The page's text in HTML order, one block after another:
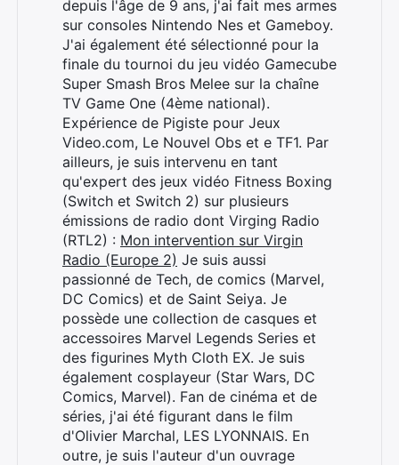
depuis l'âge de 9 ans, j'ai fait mes armes
sur consoles Nintendo Nes et Gameboy.
J'ai également été sélectionné pour la
finale du tournoi du jeu vidéo Gamecube
Super Smash Bros Melee sur la chaîne
TV Game One (4ème national).
Expérience de Pigiste pour Jeux
Video.com, Le Nouvel Obs et e TF1. Par
ailleurs, je suis intervenu en tant
qu'expert des jeux vidéo Fitness Boxing
(Switch et Switch 2) sur plusieurs
émissions de radio dont Virging Radio
(RTL2) : Mon intervention sur Virgin
Radio (Europe 2) Je suis aussi
passionné de Tech, de comics (Marvel,
DC Comics) et de Saint Seiya. Je
possède une collection de casques et
accessoires Marvel Legends Series et
des figurines Myth Cloth EX. Je suis
également cosplayeur (Star Wars, DC
Comics, Marvel). Fan de cinéma et de
séries, j'ai été figurant dans le film
d'Olivier Marchal, LES LYONNAIS. En
outre, je suis l'auteur d'un ouvrage
Rechercher
: